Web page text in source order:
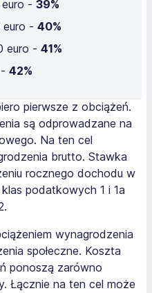
- 39%
euro - 40%
euro - 41%
42%
pierwsze z obciążeń.
są odprowadzane na
Na ten cel
brutto. Stawka
rocznego dochodu w
podatkowych 1 i 1a
wynagrodzenia
społeczne. Koszta
ponoszą zarówno
Łącznie na ten cel może